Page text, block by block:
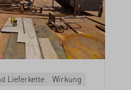
Lieferkette Wirkung